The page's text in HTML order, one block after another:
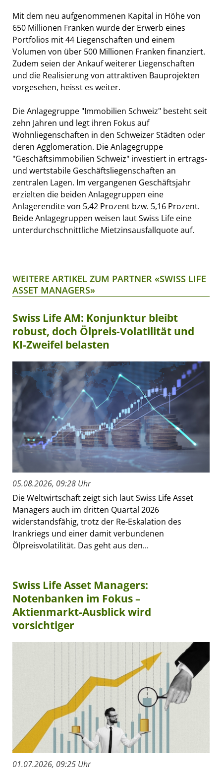
Mit dem neu aufgenommenen Kapital in Höhe von
650 Millionen Franken wurde der Erwerb eines
Portfolios mit 44 Liegenschaften und einem
Volumen von über 500 Millionen Franken finanziert.
Zudem seien der Ankauf weiterer Liegenschaften
und die Realisierung von attraktiven Bauprojekten
vorgesehen, heisst es weiter.
Die Anlagegruppe "Immobilien Schweiz" besteht seit
zehn Jahren und legt ihren Fokus auf
Wohnliegenschaften in den Schweizer Städten oder
deren Agglomeration. Die Anlagegruppe
"Geschäftsimmobilien Schweiz" investiert in ertrags-
und wertstabile Geschäftsliegenschaften an
zentralen Lagen. Im vergangenen Geschäftsjahr
erzielten die beiden Anlagegruppen eine
Anlagerendite von 5,42 Prozent bzw. 5,16 Prozent.
Beide Anlagegruppen weisen laut Swiss Life eine
unterdurchschnittliche Mietzinsausfallquote auf.
WEITERE ARTIKEL ZUM PARTNER «SWISS LIFE
ASSET MANAGERS»
Swiss Life AM: Konjunktur bleibt
robust, doch Ölpreis-Volatilität und
KI-Zweifel belasten
05.08.2026, 09:28 Uhr
Die Weltwirtschaft zeigt sich laut Swiss Life Asset
Managers auch im dritten Quartal 2026
widerstandsfähig, trotz der Re-Eskalation des
Irankriegs und einer damit verbundenen
Ölpreisvolatilität. Das geht aus den...
Swiss Life Asset Managers:
Notenbanken im Fokus –
Aktienmarkt-Ausblick wird
vorsichtiger
01.07.2026, 09:25 Uhr